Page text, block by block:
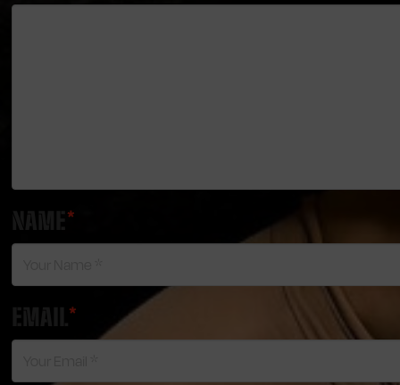
NAME*
EMAIL*